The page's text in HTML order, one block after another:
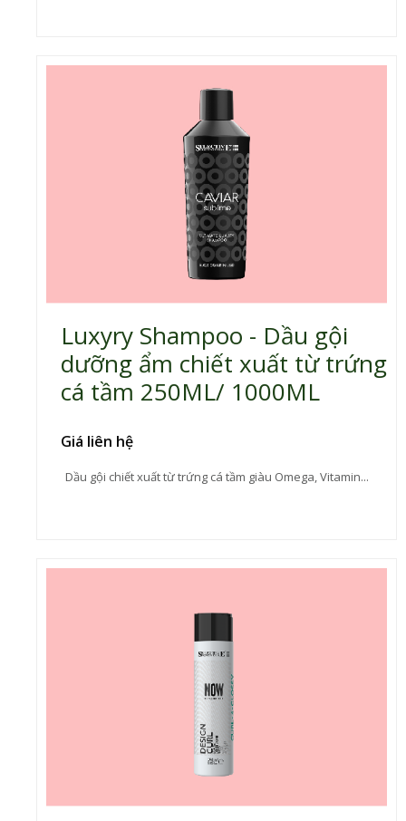
Luxyry Shampoo - Dầu gội
dưỡng ẩm chiết xuất từ trứng
cá tầm 250ML/ 1000ML
Giá liên hệ
Dầu gội chiết xuất từ trứng cá tầm giàu Omega, Vitamin...